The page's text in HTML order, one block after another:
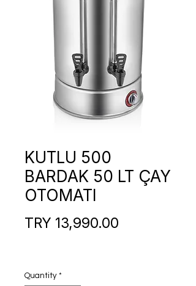
KUTLU 500
BARDAK 50 LT ÇAY
OTOMATI
TRY 13,990.00
Quantity *